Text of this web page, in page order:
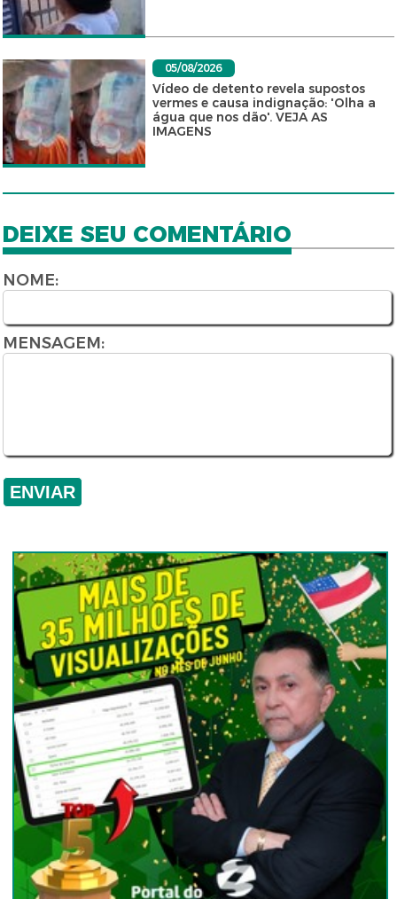
05/08/2026
Vídeo de detento revela supostos
vermes e causa indignação: 'Olha a
água que nos dão'. VEJA AS
IMAGENS
DEIXE SEU COMENTÁRIO
NOME:
MENSAGEM: